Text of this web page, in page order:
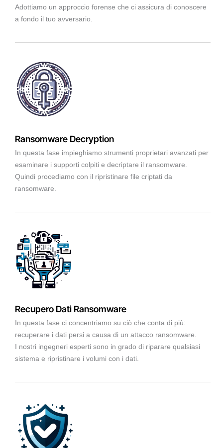
Adottiamo un approccio forense che ci assicura di conoscere
a fondo il tuo avversario.
Ransomware Decryption
In questa fase impieghiamo strumenti proprietari avanzati per
esaminare i supporti colpiti e decriptare il ransomware.
Quindi procediamo con il ripristinare file criptati da
ransomware.
Recupero Dati Ransomware
In questa fase ci concentriamo su ciò che conta di più:
recuperare i dati persi a causa di un attacco ransomware.
I nostri ingegneri esperti sono in grado di riparare qualsiasi
sistema e ripristinare i volumi con i dati.